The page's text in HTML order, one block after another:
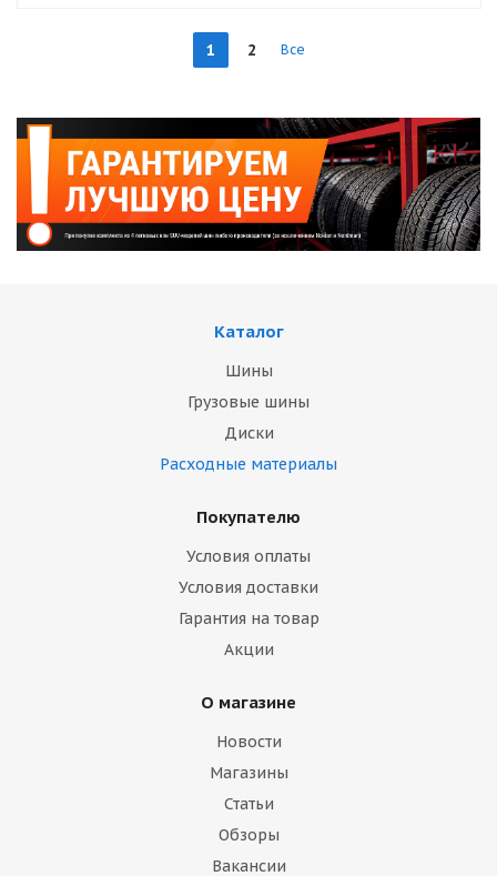
1 2 Все
Каталог
Шины
Грузовые шины
Диски
Расходные материалы
Покупателю
Условия оплаты
Условия доставки
Гарантия на товар
Акции
О магазине
Новости
Магазины
Статьи
Обзоры
Вакансии